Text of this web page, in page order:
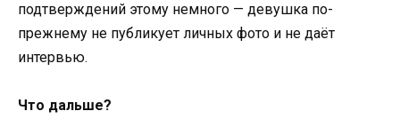
подтверждений этому немного — девушка по-
прежнему не публикует личных фото и не даёт
интервью.
Что дальше?